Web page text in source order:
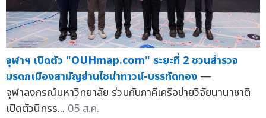
จุฬาฯ เปิดตัว "OUHmap.com" ระยะที่ 2 ชวนสำรวจ
มรดกเมืองสามัญย่านไชน่าทาวน์-บรรทัดทอง —
จุฬาลงกรณ์มหาวิทยาลัย ร่วมกับภาคีเครือข่ายวิจัยนานาชาติ
เปิดตัวนิทรร... 05 ส.ค.